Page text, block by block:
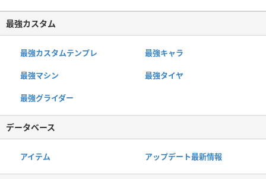
最強カスタム
最強カスタムテンプレ 最強キャラ
最強マシン 最強タイヤ
最強グライダー
データベース
アイテム アップデート最新情報